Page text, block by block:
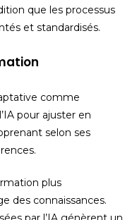
que les processus
et standardisés.
comme
pour ajuster en
selon ses
plus
des connaissances.